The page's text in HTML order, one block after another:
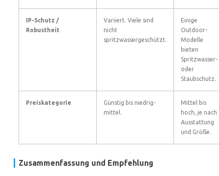
IP-Schutz /
Robustheit
Variiert. Viele sind
nicht
spritzwassergeschützt.
Einige
Outdoor-
Modelle
bieten
Spritzwasser-
oder
Staubschutz.
Preiskategorie
Günstig bis niedrig-
mittel.
Mittel bis
hoch, je nach
Ausstattung
und Größe.
Zusammenfassung und Empfehlung